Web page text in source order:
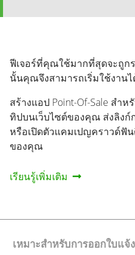
ฟีเจอร์ที่คุณใช้มากที่สุดจะถูก
นั้นคุณจึงสามารถเริ่มใช้งานไ
สร้างแอป Point-Of-Sale สำ
ทิปบนเว็บไซต์ของคุณ ส่งลิงก์
หรือเปิดตัวแคมเปญคราวด์ฟั
ของคุณ
เรียนรู้เพิ่มเติม
เหมาะสำหรับการออกใบแ